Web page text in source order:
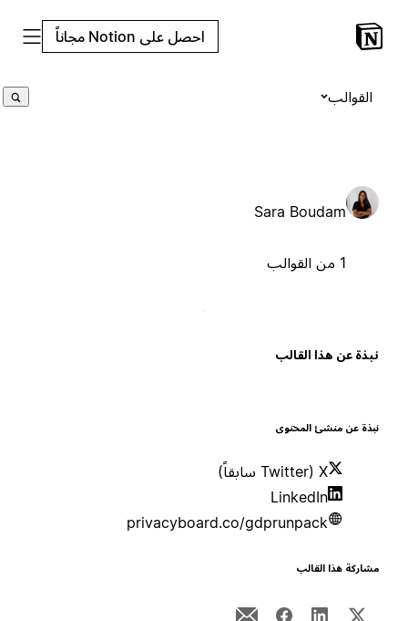
احصل على Notion مجاناً
القوالب
Sara Boudam
عن هذا القالب
عن منشئ المحتوى
LinkedIn
privacyboard.co/gdprunpack
هذا القالب